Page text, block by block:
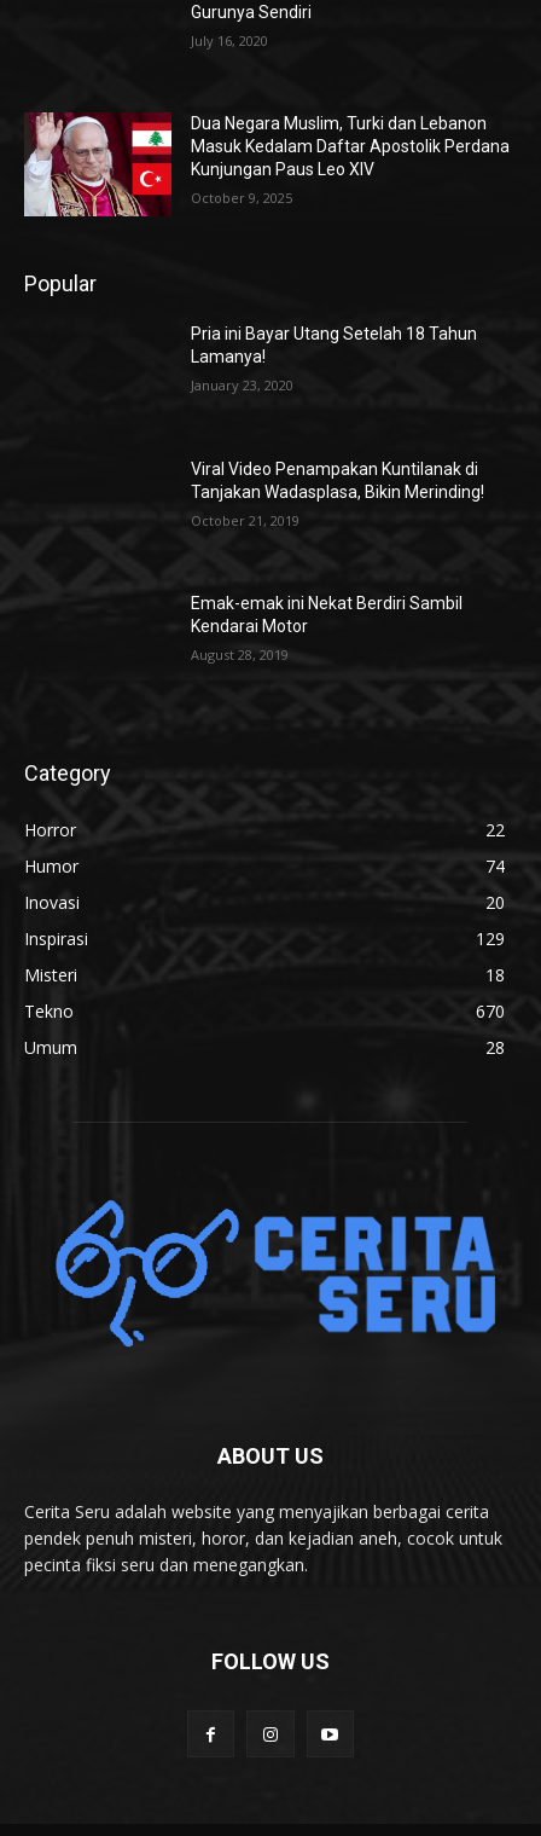
Gurunya Sendiri
July 16, 2020
Dua Negara Muslim, Turki dan Lebanon
Masuk Kedalam Daftar Apostolik Perdana
Kunjungan Paus Leo XIV
October 9, 2025
Popular
Pria ini Bayar Utang Setelah 18 Tahun
Lamanya!
January 23, 2020
Viral Video Penampakan Kuntilanak di
Tanjakan Wadasplasa, Bikin Merinding!
October 21, 2019
Emak-emak ini Nekat Berdiri Sambil
Kendarai Motor
August 28, 2019
Category
Horror
22
Humor
74
Inovasi
20
Inspirasi
129
Misteri
18
Tekno
670
Umum
28
ABOUT US
Cerita Seru adalah website yang menyajikan berbagai cerita
pendek penuh misteri, horor, dan kejadian aneh, cocok untuk
pecinta fiksi seru dan menegangkan.
FOLLOW US